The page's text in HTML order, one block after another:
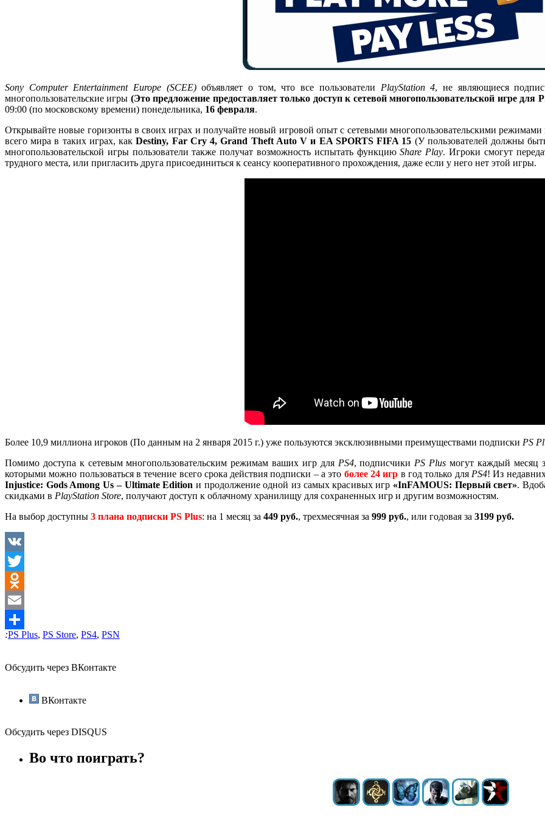
Sony Computer Entertainment Europe (SCEE)объявляет о том, что все пользователи PlayStation 4, не являющиеся
многопользовательские игры (Это предложение предоставляет только доступ к сетевой многопользовательской игре для
09:00 (по московскому времени) понедельника, 16 февраля.
Открывайте новые горизонты в своих играх и получайте новый игровой опыт с сетевыми многопользовательскими
всего мира в таких играх, какDestiny, Far Cry 4, Grand Theft Auto V и EA SPORTS FIFA 15 (У пользователей должны
многопользовательской игры пользователи также получат возможность испытать функциюShare Play. Игроки смогут
трудного места, или пригласить друга присоединиться к сеансу кооперативного прохождения, даже если у него нет этой игры.
Более 10,9 миллиона игроков (По данным на 2 января 2015 г.) уже пользуются эксклюзивными преимуществами подписки PS
Помимо доступа к сетевым многопользовательским режимам ваших игр для PS4, подписчики PS Plus могут каждый месяц
которыми можно пользоваться в течение всего срока действия подписки – а это более 24 игр в год только для PS4! Из
Injustice: Gods Among Us – Ultimate Edition и продолжение одной из самых красивых игр «InFAMOUS: Первый свет».
скидками в PlayStation Store, получают доступ к облачному хранилищу для сохраненных игр и другим возможностям.
На выбор доступны 3 плана подписки PS Plus: на 1 месяц за 449 руб., трехмесячная за 999 руб., или годовая за 3199 руб.
VK
Twitter
Odnoklassniki
Email
Отправить
:PS Plus, PS Store, PS4, PSN
Обсудить через ВКонтакте
ВКонтакте
Обсудить через DISQUS
Во что поиграть?